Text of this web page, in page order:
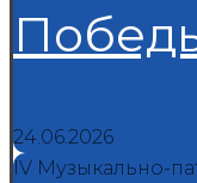
24.06.2026
IV Музыкально-